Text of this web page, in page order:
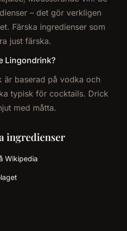
– det gör verkligen
Färska ingredienser som
just färska.
Lingondrink?
är baserad på vodka och
typisk för cocktails. Drick
med måtta.
ingredienser
Wikipedia